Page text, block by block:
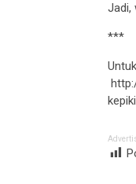
Jadi,
***